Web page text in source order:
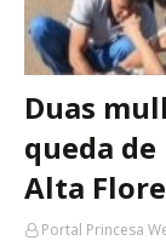
Duas
queda
Alta
Portal Princesa